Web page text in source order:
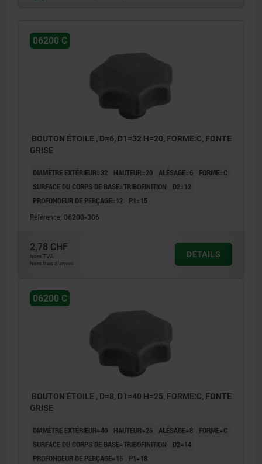
06200 C
BOUTON ÉTOILE , D=6, D1=32 H=20, FORME:C, FONTE
GRISE
DIAMÈTRE EXTÉRIEUR=32 HAUTEUR=20 ALÉSAGE=6
FORME=C
SURFACE DU CORPS DE BASE=TRIBOFINITION
D2=12
PROFONDEUR DE PERÇAGE=12
P1=15
Référence: 06200-306
2,78 CHF
hors TVA
hors frais d’envoi
DÉTAILS
06200 C
BOUTON ÉTOILE , D=8, D1=40 H=25, FORME:C, FONTE
GRISE
DIAMÈTRE EXTÉRIEUR=40 HAUTEUR=25 ALÉSAGE=8
FORME=C
SURFACE DU CORPS DE BASE=TRIBOFINITION
D2=14
PROFONDEUR DE PERÇAGE=15
P1=18